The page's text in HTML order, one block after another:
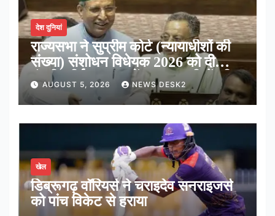
देश दुनियां
राज्यसभा ने सुप्रीम कोर्ट (न्यायाधीशों की
संख्या) संशोधन विधेयक 2026 को दी
मंजूरी, शीर्ष अदालत में अब न्यायधीशों की
संख्या होगी 38
AUGUST 5, 2026 NEWS DESK2
खेल
डिब्रूगढ़ वॉरियर्स ने चराइदेव सनराइजर्स
को पांच विकेट से हराया